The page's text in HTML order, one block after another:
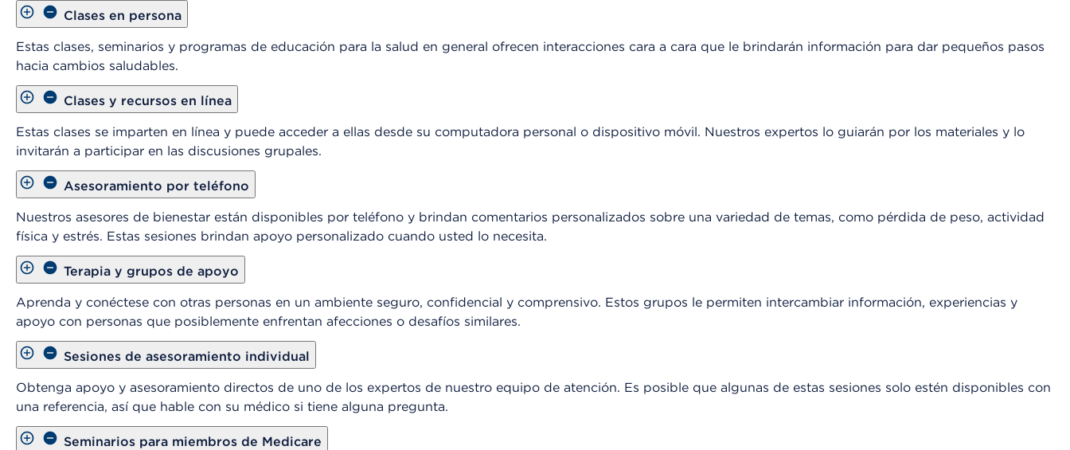
Clases en persona
Estas clases, seminarios y programas de educación para la salud en general ofrecen interacciones cara a cara que le brindarán información para dar pequeños pasos
hacia cambios saludables.
Clases y recursos en línea
Estas clases se imparten en línea y puede acceder a ellas desde su computadora personal o dispositivo móvil. Nuestros expertos lo guiarán por los materiales y lo
invitarán a participar en las discusiones grupales.
Asesoramiento por teléfono
Nuestros asesores de bienestar están disponibles por teléfono y brindan comentarios personalizados sobre una variedad de temas, como pérdida de peso, actividad
física y estrés. Estas sesiones brindan apoyo personalizado cuando usted lo necesita.
Terapia y grupos de apoyo
Aprenda y conéctese con otras personas en un ambiente seguro, confidencial y comprensivo. Estos grupos le permiten intercambiar información, experiencias y
apoyo con personas que posiblemente enfrentan afecciones o desafíos similares.
Sesiones de asesoramiento individual
Obtenga apoyo y asesoramiento directos de uno de los expertos de nuestro equipo de atención. Es posible que algunas de estas sesiones solo estén disponibles con
una referencia, así que hable con su médico si tiene alguna pregunta.
Seminarios para miembros de Medicare